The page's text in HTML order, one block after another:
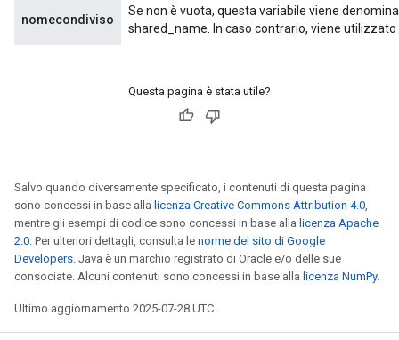
nomecondiviso
Se non è vuota, questa variabile viene
shared_name. In caso contrario, viene utilizzato
Questa pagina è stata utile?
Salvo quando diversamente specificato, i contenuti di questa pagina
sono concessi in base alla licenza Creative Commons Attribution 4.0,
mentre gli esempi di codice sono concessi in base alla licenza Apache
2.0. Per ulteriori dettagli, consulta le norme del sito di Google
Developers. Java è un marchio registrato di Oracle e/o delle sue
consociate. Alcuni contenuti sono concessi in base alla licenza NumPy.
Ultimo aggiornamento 2025-07-28 UTC.